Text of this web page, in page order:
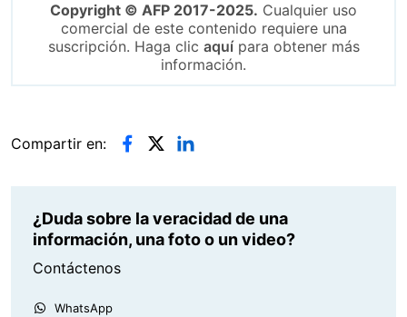
Copyright © AFP 2017-2025. Cualquier uso
comercial de este contenido requiere una
suscripción. Haga clic aquípara obtener más
información.
Compartir en:
¿Duda sobre la veracidad de una
información, una foto o un video?
Contáctenos
WhatsApp